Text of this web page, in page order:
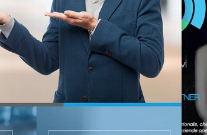
Feed dei contenuti
Feed dei commenti
WordPress.org